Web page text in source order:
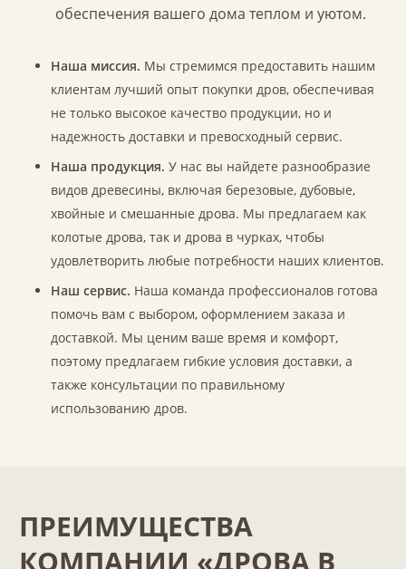
обеспечения вашего дома теплом и уютом.
Наша миссия. Мы стремимся предоставить нашим
клиентам лучший опыт покупки дров, обеспечивая
не только высокое качество продукции, но и
надежность доставки и превосходный сервис.
Наша продукция. У нас вы найдете разнообразие
видов древесины, включая березовые, дубовые,
хвойные и смешанные дрова. Мы предлагаем как
колотые дрова, так и дрова в чурках, чтобы
удовлетворить любые потребности наших клиентов.
Наш сервис. Наша команда профессионалов готова
помочь вам с выбором, оформлением заказа и
доставкой. Мы ценим ваше время и комфорт,
поэтому предлагаем гибкие условия доставки, а
также консультации по правильному
использованию дров.
ПРЕИМУЩЕСТВА
КОМПАНИИ «ДРОВА В